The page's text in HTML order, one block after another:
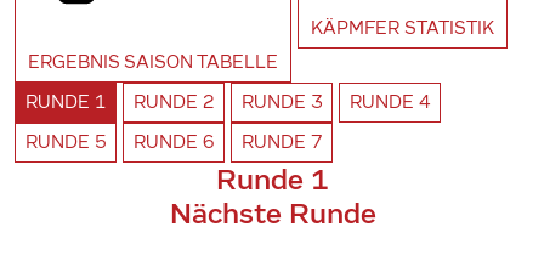
ERGEBNIS SAISON TABELLE
KÄPMFER STATISTIK
RUNDE 1 RUNDE 2 RUNDE 3 RUNDE 4
RUNDE 5 RUNDE 6 RUNDE 7
Runde 1
Nächste Runde